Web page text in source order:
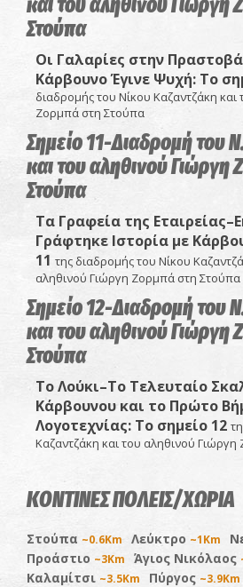
Στούπα
Οι Γαλαρίες στην
Κάρβουνο Έγινε Ψυχή: Το
διαδρομής του Νίκου Καζαντζάκη και
Ζορμπά στη Στούπα
Σημείο 11-Διαδρομή του
και του αληθινού Γιώργη
Στούπα
Τα Γραφεία της
Γράφτηκε Ιστορία με
11 της διαδρομής του Νίκου
αληθινού Γιώργη Ζορμπά στη Στούπα
Σημείο 12-Διαδρομή του
και του αληθινού Γιώργη
Στούπα
Το Λούκι–Το Τελευταίο
Κάρβουνου και το Πρώτο
Λογοτεχνίας: Το σημείο 12
Καζαντζάκη και του αληθινού
ΚΟΝΤΙΝΕΣ ΠΟΛΕΙΣ/ΧΩΡΙΑ
Στούπα ~0.6Km Λεύκτρο ~1Km
Προάστιο ~3Km Άγιος Νικόλαος
Καλαμίτσι ~3.5Km Πύργος ~3.9Km